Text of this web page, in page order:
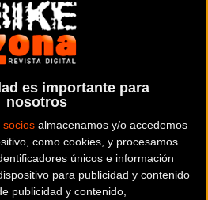
es importante para
nosotros
socios almacenamos y/o accedemos
como cookies, y procesamos
únicos e información
para publicidad y contenido
publicidad y contenido,
Cup, uno de los certámenes de
y exitosos de nuestro territorio. La
tanto a aquellos que pelean por el
la prueba como a aquellos que quieren
respaldado por una organización
de deportistas que comparten